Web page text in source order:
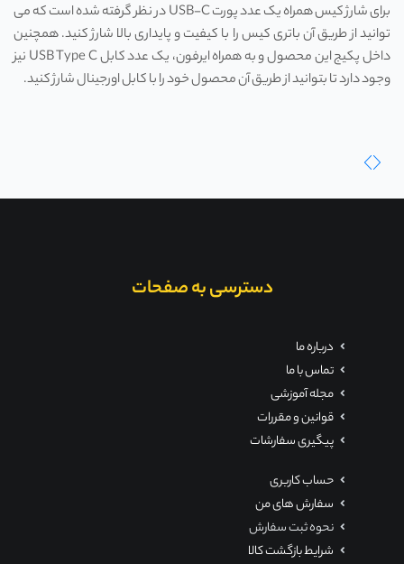
برای شارژ کیس همراه یک عدد پورت USB-C در نظر گرفته شده است که می
توانید از طریق آن باتری کیس را با کیفیت و پایداری بالا شارژ کنید. همچنین
داخل پکیج این محصول و به همراه ایرفون، یک عدد کابل USB Type C نیز
وجود دارد تا بتوانید از طریق آن محصول خود را با کابل اورجینال شارژ کنید.
دسترسی به صفحات
درباره ما
تماس با ما
مجله آموزشی
قوانین و مقررات
پیگیری سفارشات
حساب کاربری
سفارش های من
نحوه ثبت سفارش
شرایط بازگشت کالا